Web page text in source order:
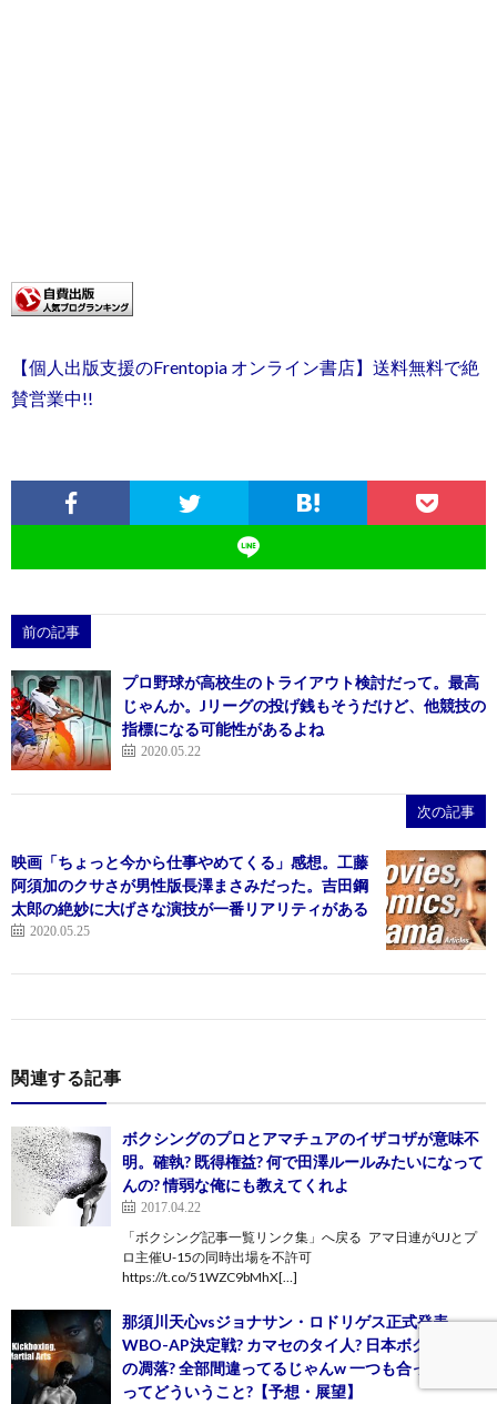
【個人出版支援のFrentopia オンライン書店】送料無料で絶
賛営業中!!
前の記事
プロ野球が高校生のトライアウト検討だって。最高
じゃんか。Jリーグの投げ銭もそうだけど、他競技の
指標になる可能性があるよね
2020.05.22
次の記事
映画「ちょっと今から仕事やめてくる」感想。工藤
阿須加のクサさが男性版長澤まさみだった。吉田鋼
太郎の絶妙に大げさな演技が一番リアリティがある
2020.05.25
関連する記事
ボクシングのプロとアマチュアのイザコザが意味不
明。確執? 既得権益? 何で田澤ルールみたいになって
んの? 情弱な俺にも教えてくれよ
2017.04.22
「ボクシング記事一覧リンク集」へ戻る アマ日連がUJとプ
ロ主催U-15の同時出場を不許可
https://t.co/51WZC9bMhX[…]
那須川天心vsジョナサン・ロドリゲス正式発表。
WBO-AP決定戦? カマセのタイ人? 日本ボクシング
の凋落? 全部間違ってるじゃんw 一つも合ってない
ってどういうこと?【予想・展望】